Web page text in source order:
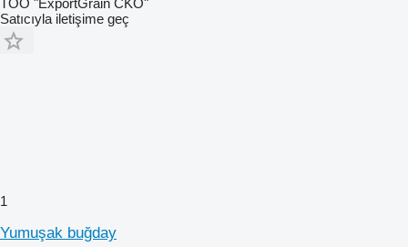
Satıcıyla iletişime geç
1
Yumuşak buğday